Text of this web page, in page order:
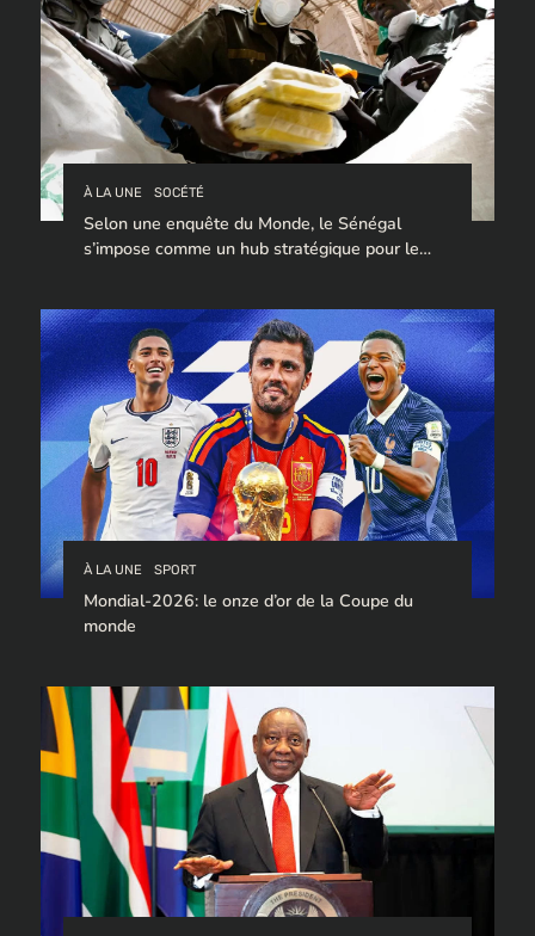
À LA UNE SOCÉTÉ
Selon une enquête du Monde, le Sénégal
s’impose comme un hub stratégique pour le
À LA UNE SPORT
Mondial-2026: le onze d’or de la Coupe du
monde